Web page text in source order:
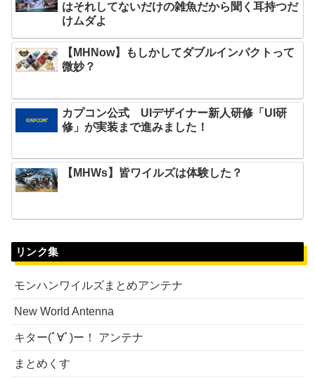
はそれしてないだけの雑魚だから聞く耳持つだ
けムダよ
【MHNow】もしかしてダブルインパクトって
微妙？
カプコン公式 UIデザイナー新人研修「UI研
修」が実装まで進みました！
【MHWs】皆ワイルズは体験した？
リンク集
モンハンワイルズまとめアンテナ
New World Antenna
キター(ﾟ∀ﾟ)ー！ アンテナ
まとめくす